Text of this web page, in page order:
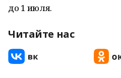
до 1 июля.
Читайте нас